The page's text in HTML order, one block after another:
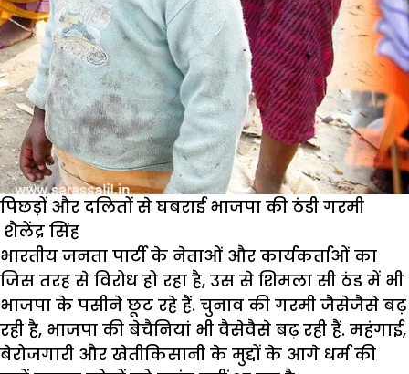
पिछड़ों और दलितों से घबराई भाजपा की ठंडी गरमी
शैलेंद्र सिंह
भारतीय जनता पार्टी के नेताओं और कार्यकर्ताओं का
जिस तरह से विरोध हो रहा है, उस से शिमला सी ठंड में भी
भाजपा के पसीने छूट रहे हैं. चुनाव की गरमी जैसेजैसे बढ़
रही है, भाजपा की बेचैनियां भी वैसेवैसे बढ़ रही हैं. महंगाई,
बेरोजगारी और खेतीकिसानी के मुद्दों के आगे धर्म की